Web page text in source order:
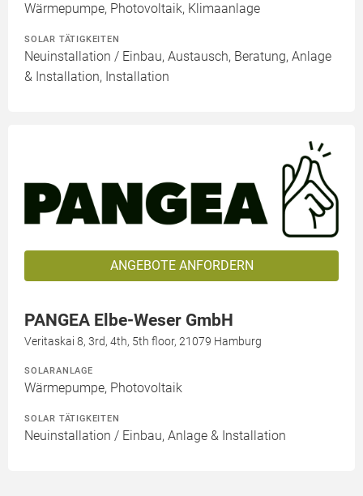
Wärmepumpe, Photovoltaik, Klimaanlage
SOLAR TÄTIGKEITEN
Neuinstallation / Einbau, Austausch, Beratung, Anlage
& Installation, Installation
ANGEBOTE ANFORDERN
PANGEA Elbe-Weser GmbH
Veritaskai 8, 3rd, 4th, 5th floor, 21079 Hamburg
SOLARANLAGE
Wärmepumpe, Photovoltaik
SOLAR TÄTIGKEITEN
Neuinstallation / Einbau, Anlage & Installation